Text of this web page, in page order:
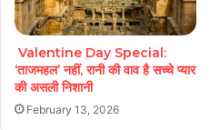
Valentine Day Special:
‘ताजमहल’ नहीं, रानी की वाव है सच्चे प्यार
की असली निशानी
February 13, 2026